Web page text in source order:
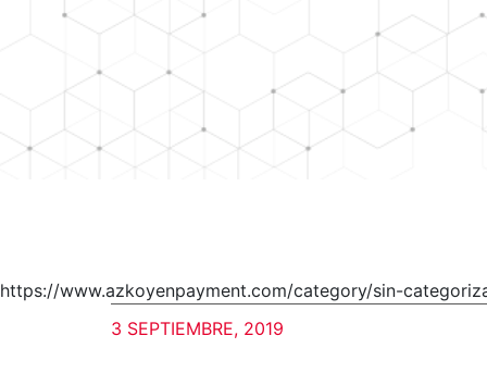
https://www.azkoyenpayment.com/category/sin-
3 SEPTIEMBRE, 2019